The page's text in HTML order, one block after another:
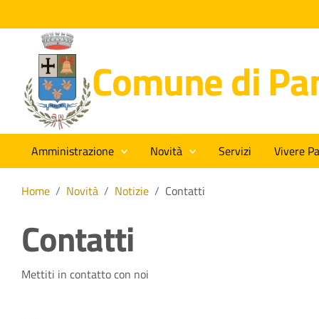
Comune di
Amministrazione Novità Servizi Vivere
Home / Novità / Notizie / Contatti
Contatti
Dettagli della notizia
Mettiti in contatto con noi